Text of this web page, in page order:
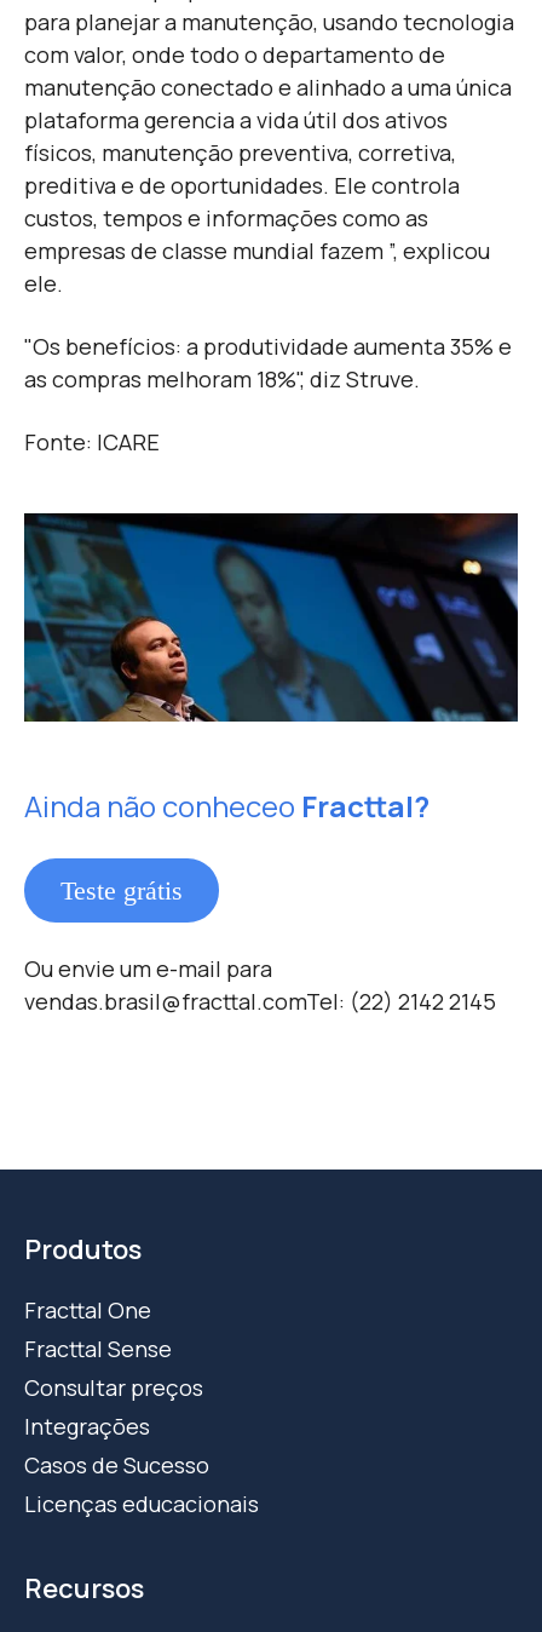
para planejar a manutenção, usando tecnologia
com valor, onde todo o departamento de
manutenção conectado e alinhado a uma única
plataforma gerencia a vida útil dos ativos
físicos, manutenção preventiva, corretiva,
preditiva e de oportunidades. Ele controla
custos, tempos e informações como as
empresas de classe mundial fazem ”, explicou
ele.
"Os benefícios: a produtividade aumenta 35% e
as compras melhoram 18%", diz Struve.
Fonte: ICARE
Ainda não conheceo Fracttal?
Teste grátis
Ou envie um e-mail para
vendas.brasil@fracttal.comTel: (22) 2142 2145
Produtos
Fracttal One
Fracttal Sense
Consultar preços
Integrações
Casos de Sucesso
Licenças educacionais
Recursos